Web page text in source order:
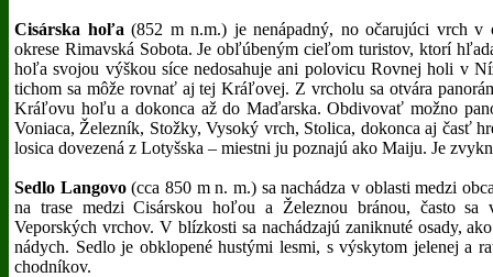
Cisárska hoľa (852 m n.m.) je nenápadný, no očarujúci vrch
okrese Rimavská Sobota. Je obľúbeným cieľom turistov, ktorí
hoľa svojou výškou síce nedosahuje ani polovicu Rovnej holi v
tichom sa môže rovnať aj tej Kráľovej. Z vrcholu sa otvára
Kráľovu hoľu a dokonca až do Maďarska. Obdivovať možno
Voniaca, Železník, Stožky, Vysoký vrch, Stolica, dokonca aj časť
losica dovezená z Lotyšska – miestni ju poznajú ako Maiju. Je
Sedlo Langovo(cca 850 m n. m.) sa nachádza v oblasti medzi
na trase medzi Cisárskou hoľou a Železnou bránou, často
Veporských vrchov. V blízkosti sa nachádzajú zaniknuté osady,
nádych. Sedlo je obklopené hustými lesmi, s výskytom jelenej a
chodníkov.